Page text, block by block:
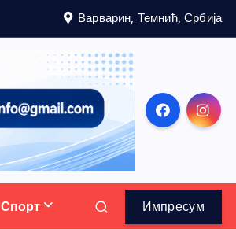
Варварин, Темнић, Србија
Спорт Импресум